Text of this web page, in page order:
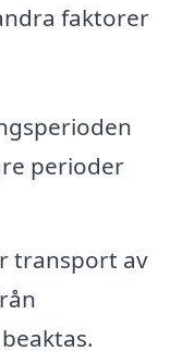
faktorer
perioder
transport av